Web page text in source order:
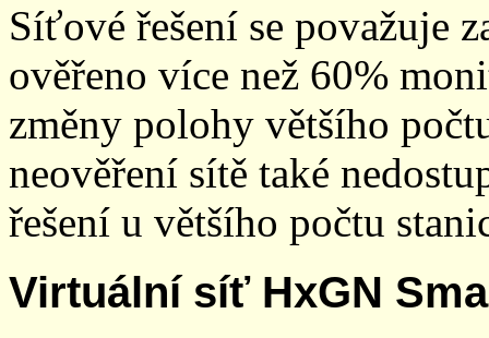
Síťové řešení se považuje
ověřeno více než 60%
změny polohy většího
neověření sítě také
řešení u většího počtu
Virtuální síť HxGN